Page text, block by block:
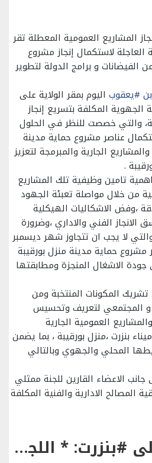
المشاريع العمومية المعطلة تقر
العاجلة لاستكمال إنجاز مشروع
الفيضانات و برامج الدولة لتطوير
#يعقوب اليوم بمقر الولاية على
الجهوية المكلفة بتسريع إنجاز
والتي خصصت للنظر في الحلول
عناصر مشروع حماية مدينة
الجارية والمبرمجة لتعزيز
.
تامين وظيفية تلك المشاريع
من خلال مواصلة تعبئة الجهود
،وفض الاشكاليات الهيكلية
الفني والاداري ،وضرورة
والتي لا يجب ان تتجاوز شهر ديسمبر
مشروع حماية مدينة منزل بورقيبة
الاشغال المنجزة ومطابقتها
تشريك المكونات المنتخبة ومن
و المجتمعي لتعريف وتحسيس
العمومية الجارية
بنزرت ،منزل بورقيبة ، بما يضمن
المحلي والجهوي وبالتالي
الاعضاء القارين للجنة ممثلي
المصالح الادارية والفنية المكلفة
**بإشراف #والي #بنزرت: * اللجنة الجهوية لتسريع إنجاز المشاريع العمومية المعطلة تقر عددا من الإجراءات التنفيذية العاجلة لاستكمال إنجاز مشروع حماية مدينة منزل بورقيبة من الفيضانات و برامج الدولة لتطوير ميناء بنزرت ،منزل بورقيبة .